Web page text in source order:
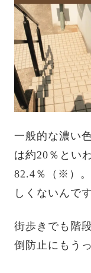
一般的な濃い
は約20％とい
82.4％（※）
しくないんです
街歩きでも階
倒防止にもう